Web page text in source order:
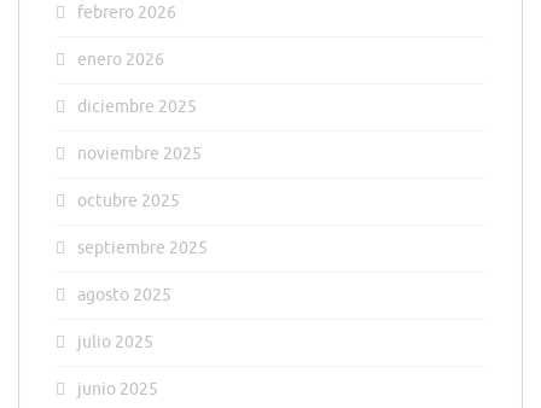
febrero 2026
enero 2026
diciembre 2025
noviembre 2025
octubre 2025
septiembre 2025
agosto 2025
julio 2025
junio 2025